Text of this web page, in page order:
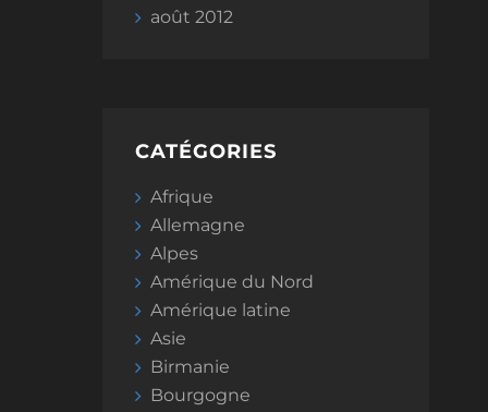
août 2012
CATÉGORIES
Afrique
Allemagne
Alpes
Amérique du Nord
Amérique latine
Asie
Birmanie
Bourgogne